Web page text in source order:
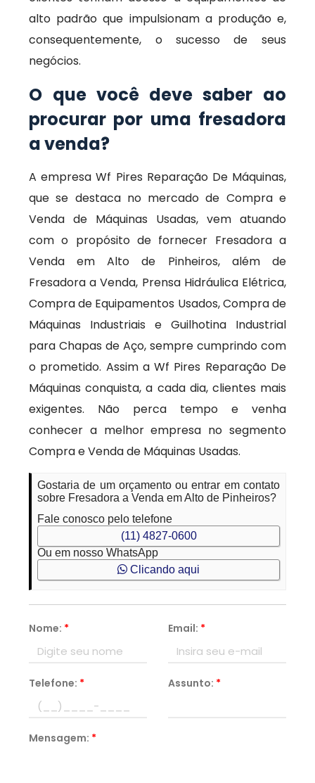
alto padrão que impulsionam a produção e,
consequentemente, o sucesso de seus
negócios.
O que você deve saber ao
procurar por uma fresadora
a venda?
A empresa Wf Pires Reparação De Máquinas,
que se destaca no mercado de Compra e
Venda de Máquinas Usadas, vem atuando
com o propósito de fornecer Fresadora a
Venda em Alto de Pinheiros, além de
Fresadora a Venda, Prensa Hidráulica Elétrica,
Compra de Equipamentos Usados, Compra de
Máquinas Industriais e Guilhotina Industrial
para Chapas de Aço, sempre cumprindo com
o prometido. Assim a Wf Pires Reparação De
Máquinas conquista, a cada dia, clientes mais
exigentes. Não perca tempo e venha
conhecer a melhor empresa no segmento
Compra e Venda de Máquinas Usadas.
Gostaria de um orçamento ou entrar em contato
sobre Fresadora a Venda em Alto de Pinheiros?
Fale conosco pelo telefone
(11) 4827-0600
Ou em nosso WhatsApp
Clicando aqui
Nome: * Email: *
Telefone: * Assunto: *
Mensagem: *